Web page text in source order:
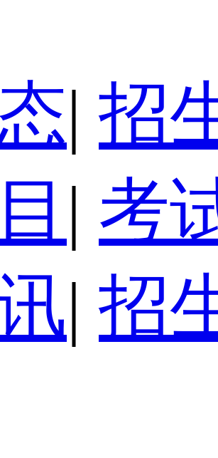
| 招
| 考
| 招